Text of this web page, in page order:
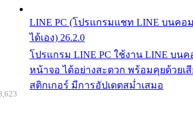
LINE PC (โปรแกรมแชท LINE บนคอ
ได้เอง) 26.2.0
โปรแกรม LINE PC ใช้งาน LINE บน
หน้าจอ ได้อย่างสะดวก พร้อมคุยด้วยเ
สติกเกอร์ มีการอัปเดตสม่ำเสมอ